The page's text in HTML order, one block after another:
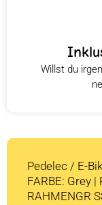
Willst du
Pedelec / E-
FARBE: Grey |
RAHMENGR